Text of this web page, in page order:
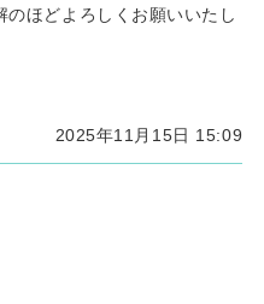
ほどよろしくお願いいたし
2025年11月15日 15:09